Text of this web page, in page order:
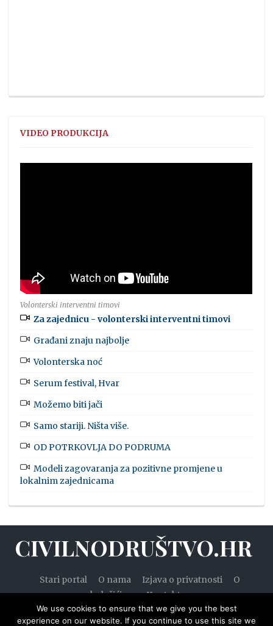
VIDEO PRODUKCIJA
Volonterski interventni timovi
Za zajednicu - volonterski interventni timovi
Građani znaju najbolje
Volonterska noć
Serum festival, Hvar
Možemo biti jači
Samo stariji. Ništa više.
OD POTRKOVLJA DO PODRUMA
Modeli zagovaranja za pozitivne promjene u
lokalnim zajednicama
CIVILNODRUŠTVO.HR
Stari portal O nama Izjava o privatnosti
O
kolačićima
Kontakt
We use cookies to ensure that we give you the best
experience on our website. If you continue to use this site we